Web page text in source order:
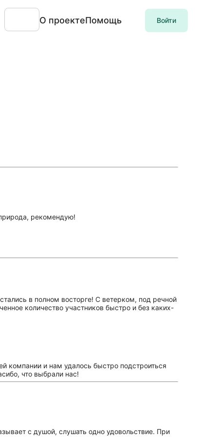
О проектеПомощь Войти
рекомендую!
в полном восторге! С ветерком, под речной
количество участников быстро и без каких-
компании и нам удалось быстро подстроиться
что выбрали нас!
с душой, слушать одно удовольствие. При